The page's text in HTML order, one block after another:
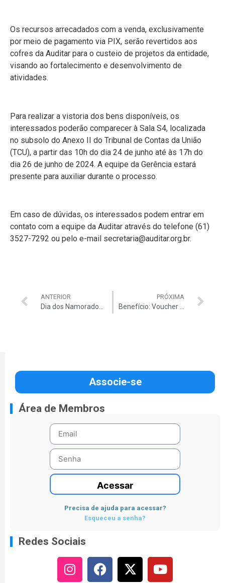
Os recursos arrecadados com a venda, exclusivamente
por meio de pagamento via PIX, serão revertidos aos
cofres da Auditar para o custeio de projetos da entidade,
visando ao fortalecimento e desenvolvimento de
atividades.
Para realizar a vistoria dos bens disponíveis, os
interessados poderão comparecer à Sala S4, localizada
no subsolo do Anexo II do Tribunal de Contas da União
(TCU), a partir das 10h do dia 24 de junho até às 17h do
dia 26 de junho de 2024. A equipe da Gerência estará
presente para auxiliar durante o processo.
Em caso de dúvidas, os interessados podem entrar em
contato com a equipe da Auditar através do telefone (61)
3527-7292 ou pelo e-mail secretaria@auditar.org.br.
ANTERIOR
Dia dos Namorados: Associados da Auditar concorrem a uma diária de fim de semana no Athos Bulcão
PRÓXIMA
Benefício: Voucher de R$ 100 por R$ 79 no Madeiro e Jerônimo para associados da Auditar
Associe-se
Área de Membros
Acessar
Precisa de ajuda para acessar?
Esqueceu a senha?
Redes Sociais